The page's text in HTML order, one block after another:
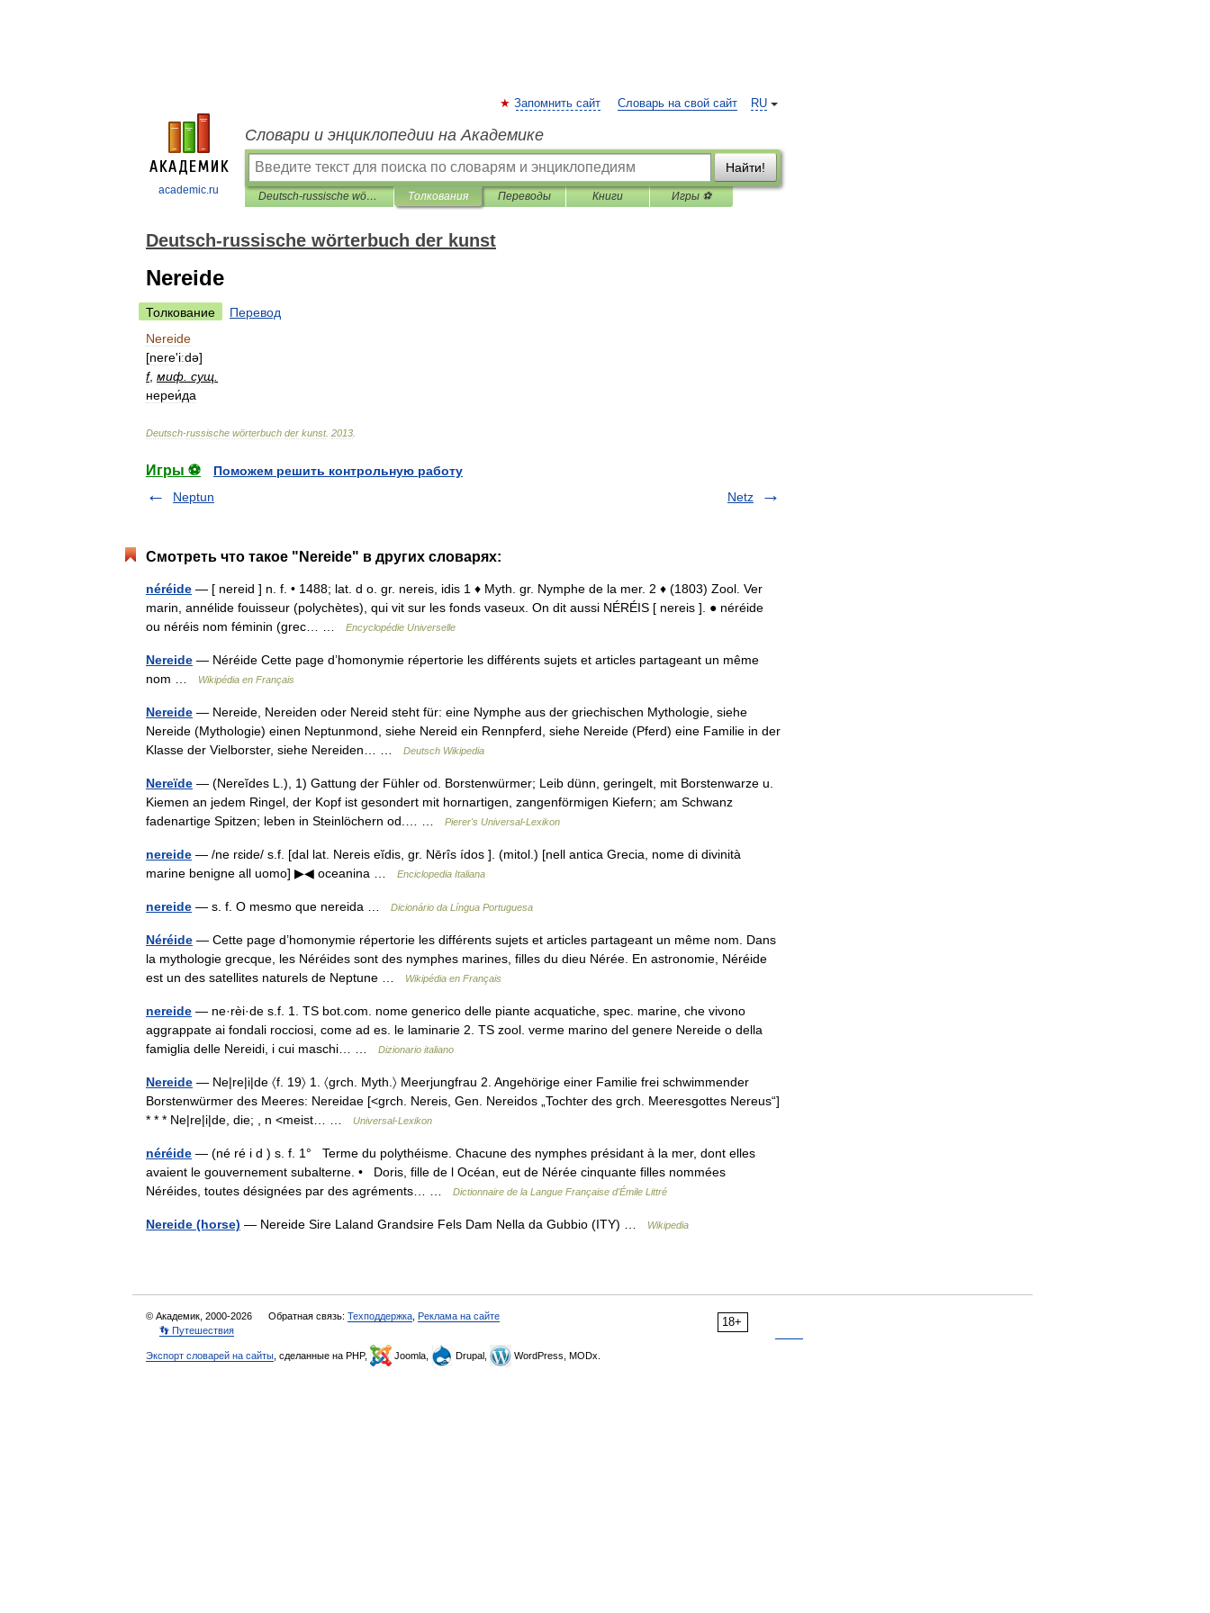
academic.ru
RU
Запомнить сайт Словарь на свой сайт
Словари и энциклопедии на Академике
Найти!
Deutsch-russische wörterbuch der kunst Толкования Переводы Книги Игры ⚽
Deutsch-russische wörterbuch der kunst
Nereide
Толкование
Перевод
Nereide
[nere'iːdə]
f, миф сущ
нереи́да
Deutsch-russische wörterbuch der kunst. 2013
Игры ⚽
Поможем решить контрольную работу
Neptun
Netz
Смотреть что такое "Nereide" в других словарях:
néréide — [ nereid ] n. f. • 1488; lat. d o. gr. nereis, idis 1 ♦ Myth. gr. Nymphe de la mer. 2 ♦ (1803) Zool. Ver
marin, annélide fouisseur (polychètes), qui vit sur les fonds vaseux. On dit aussi NÉRÉIS [ nereis ]. ● néréide
ou néréis nom féminin (grec… …
Encyclopédie Universelle
Nereide — Néréide Cette page d’homonymie répertorie les différents sujets et articles partageant un même
nom …
Wikipédia en Français
Nereide — Nereide, Nereiden oder Nereid steht für: eine Nymphe aus der griechischen Mythologie, siehe
Nereide (Mythologie) einen Neptunmond, siehe Nereid ein Rennpferd, siehe Nereide (Pferd) eine Familie in der
Klasse der Vielborster, siehe Nereiden… …
Deutsch Wikipedia
Nereïde — (Nereĭdes L.), 1) Gattung der Fühler od. Borstenwürmer; Leib dünn, geringelt, mit Borstenwarze u.
Kiemen an jedem Ringel, der Kopf ist gesondert mit hornartigen, zangenförmigen Kiefern; am Schwanz
fadenartige Spitzen; leben in Steinlöchern od.… …
Pierer's Universal-Lexikon
nereide — /ne rɛide/ s.f. [dal lat. Nereis eĭdis, gr. Nērîs ídos ]. (mitol.) [nell antica Grecia, nome di divinità
marine benigne all uomo] ▶◀ oceanina …
Enciclopedia Italiana
nereide — s. f. O mesmo que nereida … Dicionário da Língua Portuguesa
Néréide — Cette page d’homonymie répertorie les différents sujets et articles partageant un même nom. Dans
la mythologie grecque, les Néréides sont des nymphes marines, filles du dieu Nérée. En astronomie, Néréide
est un des satellites naturels de Neptune …
Wikipédia en Français
nereide — ne·rèi·de s.f. 1. TS bot.com. nome generico delle piante acquatiche, spec. marine, che vivono
aggrappate ai fondali rocciosi, come ad es. le laminarie 2. TS zool. verme marino del genere Nereide o della
famiglia delle Nereidi, i cui maschi… …
Dizionario italiano
Nereide — Ne|re|i|de 〈f. 19〉 1. 〈grch. Myth.〉 Meerjungfrau 2. Angehörige einer Familie frei schwimmender
Borstenwürmer des Meeres: Nereidae [<grch. Nereis, Gen. Nereidos „Tochter des grch. Meeresgottes Nereus“]
* * * Ne|re|i|de, die; , n <meist… …
Universal-Lexikon
néréide — (né ré i d ) s. f. 1° Terme du polythéisme. Chacune des nymphes présidant à la mer, dont elles
avaient le gouvernement subalterne. • Doris, fille de l Océan, eut de Nérée cinquante filles nommées
Néréides, toutes désignées par des agréments… …
Dictionnaire de la Langue Française d'Émile Littré
Nereide (horse) — Nereide Sire Laland Grandsire Fels Dam Nella da Gubbio (ITY) … Wikipedia
18+
© Академик, 2000-2026 Обратная связь: Техподдержка Реклама на сайте
👣 Путешествия
Экспорт словарей на сайты , сделанные на PHP, Joomla, Drupal, WordPress, MODx.